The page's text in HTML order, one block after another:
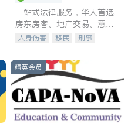
一站式法律服务，华人首选.
房东房客、地产交易、意外
伤害、车祸重伤、商业诉
建筑合同、刑事案件全包办
人身伤害 移民
刑事
信托/遗嘱
商业
索赔
律师-其它 保释
精英会员